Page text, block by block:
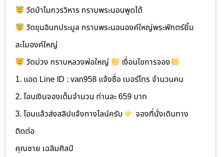
วัดป่าโมกวรวิหาร กราบพระนอนพูดได้
วัดขุนอินทประมูล กราบพระนอนองค์ใหญ่พระพักตร์ยิ้ม
ละไมองค์ใหญ่
วัดม่วง กราบหลวงพ่อใหญ่
เงื่อนไขการจอง
1. แอด Line ID : van958 แจ้งชื่อ เบอร์โทร จำนวนคน
2. โอนเงินจองเต็มจำนวน ท่านละ 659 บาท
3. โอนแล้วส่งสลิปแจ้งทางไลน์ครับ
จองที่นั่งเดินทาง
ติดต่อ
คุณชาย เฉลิมศิลป์